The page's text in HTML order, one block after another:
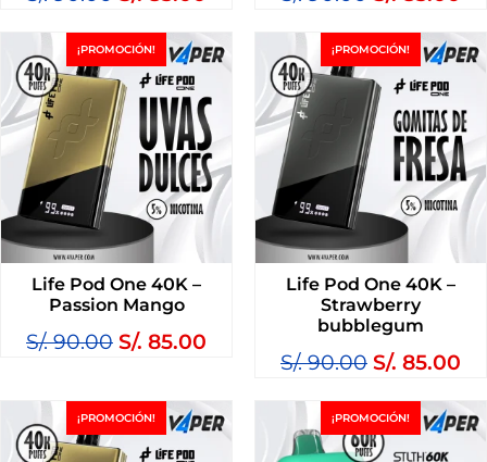
¡PROMOCIÓN!
Life Pod One 40K –
Passion Mango
S/.90.00 S/. 85.00
¡PROMOCIÓN!
Life Pod One 40K –
Strawberry
bubblegum
S/.90.00 S/. 85.00
¡PROMOCIÓN! ¡PROMOCIÓN!